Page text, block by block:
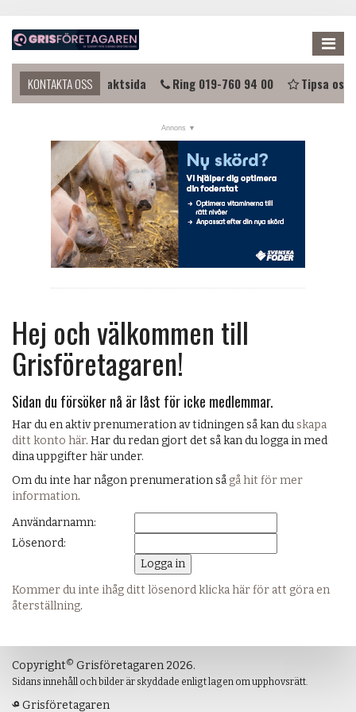
NYHETER
KALENDER
LÄNKAR
ANNONSERA
PRENUMERERA
OM OSS
KONTAKTA OSS
i kontakt? Kontaktsida Ring 019-760 94 00 Tipsa oss
Hej och välkommen till
Grisföretagaren!
Sidan du försöker nå är låst för icke medlemmar.
Har du en aktiv prenumeration av tidningen så kan duskapa
ditt konto här. Har du redan gjort det så kan du logga in med
dina uppgifter här under.
Om du inte har någon prenumeration så gå hit för mer
information.
Användarnamn:
Lösenord:
Kommer du inte ihåg ditt lösenord klicka här för att göra en
återställning.
Copyright© Grisföretagaren 2026.
Sidans innehåll och bilder är skyddade enligt lagen om upphovsrätt.
Grisföretagaren